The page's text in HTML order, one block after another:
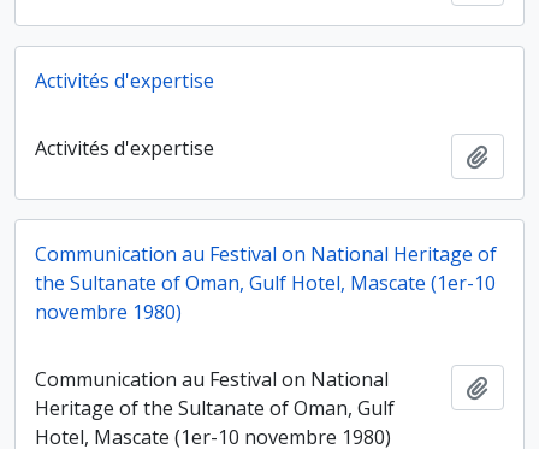
Activités d'expertise
Activités d'expertise
Communication au Festival on National Heritage of
the Sultanate of Oman, Gulf Hotel, Mascate (1er-10
novembre 1980)
Communication au Festival on National
Heritage of the Sultanate of Oman, Gulf
Hotel, Mascate (1er-10 novembre 1980)